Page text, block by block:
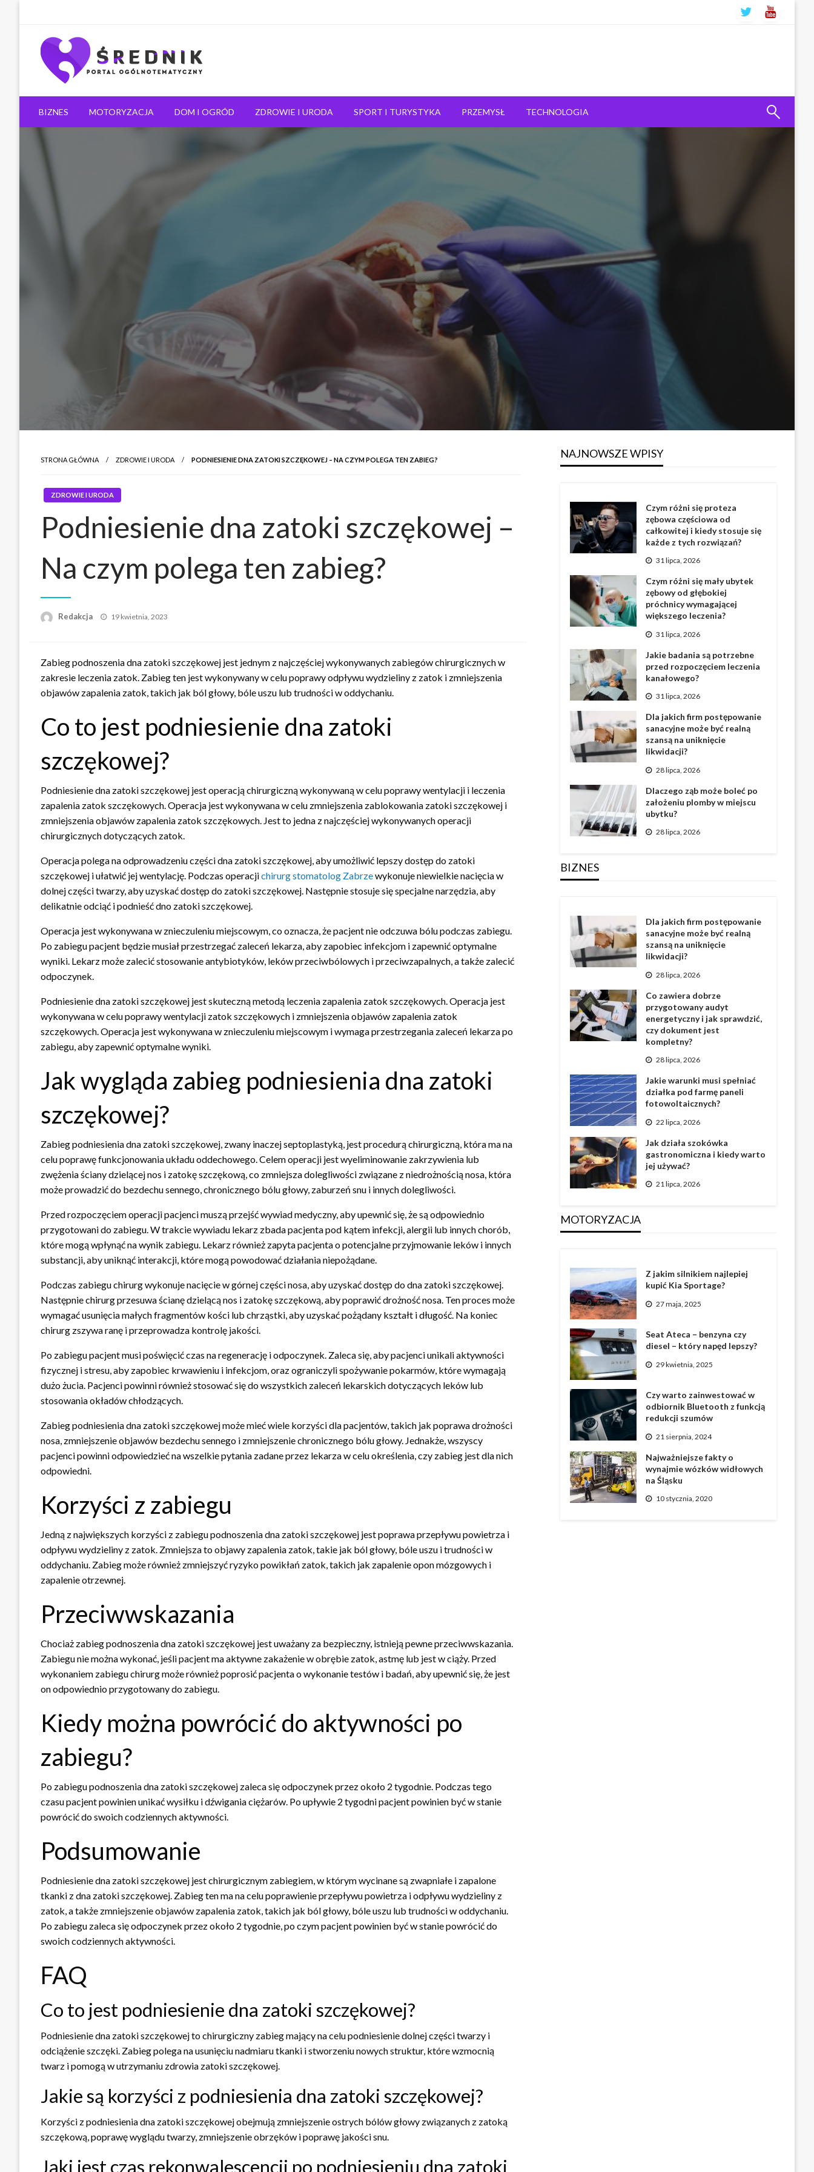
Średnik.pl
Ogólnotematyczny portal informacyjny
BIZNES MOTORYZACJA DOM I OGRÓD ZDROWIE I URODA SPORT I TURYSTYKA PRZEMYSŁ TECHNOLOGIA
STRONA GŁÓWNA ZDROWIE I URODA PODNIESIENIE DNA ZATOKI SZCZĘKOWEJ – NA CZYM POLEGA TEN ZABIEG?
ZDROWIE I URODA
Podniesienie dna zatoki szczękowej –
Na czym polega ten zabieg?
Redakcja Napisano
19 kwietnia, 2023
Zabieg podnoszenia dna zatoki szczękowej jest jednym z najczęściej wykonywanych zabiegów chirurgicznych w
zakresie leczenia zatok. Zabieg ten jest wykonywany w celu poprawy odpływu wydzieliny z zatok i zmniejszenia
objawów zapalenia zatok, takich jak ból głowy, bóle uszu lub trudności w oddychaniu.
Co to jest podniesienie dna zatoki
szczękowej?
Podniesienie dna zatoki szczękowej jest operacją chirurgiczną wykonywaną w celu poprawy wentylacji i leczenia
zapalenia zatok szczękowych. Operacja jest wykonywana w celu zmniejszenia zablokowania zatoki szczękowej i
zmniejszenia objawów zapalenia zatok szczękowych. Jest to jedna z najczęściej wykonywanych operacji
chirurgicznych dotyczących zatok.
Operacja polega na odprowadzeniu części dna zatoki szczękowej, aby umożliwić lepszy dostęp do zatoki
szczękowej i ułatwić jej wentylację. Podczas operacjichirurg stomatolog Zabrzewykonuje niewielkie nacięcia w
dolnej części twarzy, aby uzyskać dostęp do zatoki szczękowej. Następnie stosuje się specjalne narzędzia, aby
delikatnie odciąć i podnieść dno zatoki szczękowej.
Operacja jest wykonywana w znieczuleniu miejscowym, co oznacza, że pacjent nie odczuwa bólu podczas zabiegu.
Po zabiegu pacjent będzie musiał przestrzegać zaleceń lekarza, aby zapobiec infekcjom i zapewnić optymalne
wyniki. Lekarz może zalecić stosowanie antybiotyków, leków przeciwbólowych i przeciwzapalnych, a także zalecić
odpoczynek.
Podniesienie dna zatoki szczękowej jest skuteczną metodą leczenia zapalenia zatok szczękowych. Operacja jest
wykonywana w celu poprawy wentylacji zatok szczękowych i zmniejszenia objawów zapalenia zatok
szczękowych. Operacja jest wykonywana w znieczuleniu miejscowym i wymaga przestrzegania zaleceń lekarza po
zabiegu, aby zapewnić optymalne wyniki.
Jak wygląda zabieg podniesienia dna zatoki
szczękowej?
Zabieg podniesienia dna zatoki szczękowej, zwany inaczej septoplastyką, jest procedurą chirurgiczną, która ma na
celu poprawę funkcjonowania układu oddechowego. Celem operacji jest wyeliminowanie zakrzywienia lub
zwężenia ściany dzielącej nos i zatokę szczękową, co zmniejsza dolegliwości związane z niedrożnością nosa, która
może prowadzić do bezdechu sennego, chronicznego bólu głowy, zaburzeń snu i innych dolegliwości.
Przed rozpoczęciem operacji pacjenci muszą przejść wywiad medyczny, aby upewnić się, że są odpowiednio
przygotowani do zabiegu. W trakcie wywiadu lekarz zbada pacjenta pod kątem infekcji, alergii lub innych chorób,
które mogą wpłynąć na wynik zabiegu. Lekarz również zapyta pacjenta o potencjalne przyjmowanie leków i innych
substancji, aby uniknąć interakcji, które mogą powodować działania niepożądane.
Podczas zabiegu chirurg wykonuje nacięcie w górnej części nosa, aby uzyskać dostęp do dna zatoki szczękowej.
Następnie chirurg przesuwa ścianę dzielącą nos i zatokę szczękową, aby poprawić drożność nosa. Ten proces może
wymagać usunięcia małych fragmentów kości lub chrząstki, aby uzyskać pożądany kształt i długość. Na koniec
chirurg zszywa ranę i przeprowadza kontrolę jakości.
Po zabiegu pacjent musi poświęcić czas na regenerację i odpoczynek. Zaleca się, aby pacjenci unikali aktywności
fizycznej i stresu, aby zapobiec krwawieniu i infekcjom, oraz ograniczyli spożywanie pokarmów, które wymagają
dużo żucia. Pacjenci powinni również stosować się do wszystkich zaleceń lekarskich dotyczących leków lub
stosowania okładów chłodzących.
Zabieg podniesienia dna zatoki szczękowej może mieć wiele korzyści dla pacjentów, takich jak poprawa drożności
nosa, zmniejszenie objawów bezdechu sennego i zmniejszenie chronicznego bólu głowy. Jednakże, wszyscy
pacjenci powinni odpowiedzieć na wszelkie pytania zadane przez lekarza w celu określenia, czy zabieg jest dla nich
odpowiedni.
Korzyści z zabiegu
Jedną z największych korzyści z zabiegu podnoszenia dna zatoki szczękowej jest poprawa przepływu powietrza i
odpływu wydzieliny z zatok. Zmniejsza to objawy zapalenia zatok, takie jak ból głowy, bóle uszu i trudności w
oddychaniu. Zabieg może również zmniejszyć ryzyko powikłań zatok, takich jak zapalenie opon mózgowych i
zapalenie otrzewnej.
Przeciwwskazania
Chociaż zabieg podnoszenia dna zatoki szczękowej jest uważany za bezpieczny, istnieją pewne przeciwwskazania.
Zabiegu nie można wykonać, jeśli pacjent ma aktywne zakażenie w obrębie zatok, astmę lub jest w ciąży. Przed
wykonaniem zabiegu chirurg może również poprosić pacjenta o wykonanie testów i badań, aby upewnić się, że jest
on odpowiednio przygotowany do zabiegu.
Kiedy można powrócić do aktywności po
zabiegu?
Po zabiegu podnoszenia dna zatoki szczękowej zaleca się odpoczynek przez około 2 tygodnie. Podczas tego
czasu pacjent powinien unikać wysiłku i dźwigania ciężarów. Po upływie 2 tygodni pacjent powinien być w stanie
powrócić do swoich codziennych aktywności.
Podsumowanie
Podniesienie dna zatoki szczękowej jest chirurgicznym zabiegiem, w którym wycinane są zwapniałe i zapalone
tkanki z dna zatoki szczękowej. Zabieg ten ma na celu poprawienie przepływu powietrza i odpływu wydzieliny z
zatok, a także zmniejszenie objawów zapalenia zatok, takich jak ból głowy, bóle uszu lub trudności w oddychaniu.
Po zabiegu zaleca się odpoczynek przez około 2 tygodnie, po czym pacjent powinien być w stanie powrócić do
swoich codziennych aktywności.
FAQ
Co to jest podniesienie dna zatoki szczękowej?
Podniesienie dna zatoki szczękowej to chirurgiczny zabieg mający na celu podniesienie dolnej części twarzy i
odciążenie szczęki. Zabieg polega na usunięciu nadmiaru tkanki i stworzeniu nowych struktur, które wzmocnią
twarz i pomogą w utrzymaniu zdrowia zatoki szczękowej.
Jakie są korzyści z podniesienia dna zatoki szczękowej?
Korzyści z podniesienia dna zatoki szczękowej obejmują zmniejszenie ostrych bólów głowy związanych z zatoką
szczękową, poprawę wyglądu twarzy, zmniejszenie obrzęków i poprawę jakości snu.
Jaki jest czas rekonwalescencji po podniesieniu dna zatoki
NAJNOWSZE WPISY
Czym różni się proteza
zębowa częściowa od
całkowitej i kiedy stosuje się
każde z tych rozwiązań?
31 lipca, 2026
Czym różni się mały ubytek
zębowy od głębokiej
próchnicy wymagającej
większego leczenia?
31 lipca, 2026
Jakie badania są potrzebne
przed rozpoczęciem leczenia
kanałowego?
31 lipca, 2026
Dla jakich firm postępowanie
sanacyjne może być realną
szansą na uniknięcie
likwidacji?
28 lipca, 2026
Dlaczego ząb może boleć po
założeniu plomby w miejscu
ubytku?
28 lipca, 2026
BIZNES
Dla jakich firm postępowanie
sanacyjne może być realną
szansą na uniknięcie
likwidacji?
28 lipca, 2026
Co zawiera dobrze
przygotowany audyt
energetyczny i jak sprawdzić,
czy dokument jest
kompletny?
28 lipca, 2026
Jakie warunki musi spełniać
działka pod farmę paneli
fotowoltaicznych?
22 lipca, 2026
Jak działa szokówka
gastronomiczna i kiedy warto
jej używać?
21 lipca, 2026
MOTORYZACJA
Z jakim silnikiem najlepiej
kupić Kia Sportage?
27 maja, 2025
Seat Ateca – benzyna czy
diesel – który napęd lepszy?
29 kwietnia, 2025
Czy warto zainwestować w
odbiornik Bluetooth z funkcją
redukcji szumów
21 sierpnia, 2024
Najważniejsze fakty o
wynajmie wózków widłowych
na Śląsku
10 stycznia, 2020